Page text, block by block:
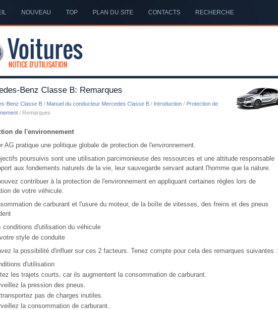
NOUVEAU TOP PLAN DU SITE CONTACTS RECHERCHE
Benz Classe B: Remarques
Benz Classe B / Manuel du conducteur Mercedes Classe B / Introduction / Protection de
/ Remarques
de l'environnement
AG pratique une politique globale de protection de l'environnement.
poursuivis sont une utilisation parcimonieuse des ressources et une attitude responsable
aux fondements naturels de la vie, leur sauvegarde servant autant l'homme que la nature.
contribuer à la protection de l'environnement en appliquant certaines règles lors de
de votre véhicule.
de carburant et l'usure du moteur, de la boîte de vitesses, des freins et des pneus
conditions d'utilisation du véhicule
style de conduite
la possibilité d'influer sur ces 2 facteurs. Tenez compte pour cela des remarques suivantes :
d'utilisation
les trajets courts, car ils augmentent la consommation de carburant.
la pression des pneus.
transportez pas de charges inutiles.
la consommation de carburant.